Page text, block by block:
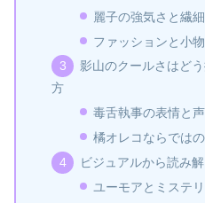
麗子の強気さと繊
ファッションと小
影山のクールさはど
方
毒舌執事の表情と
橘オレコならでは
ビジュアルから読み
ユーモアとミステ